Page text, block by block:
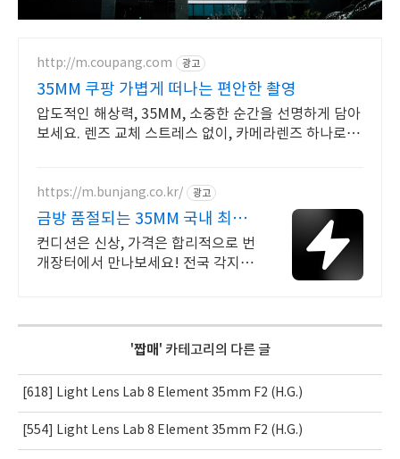
http://m.coupang.com 광고
35MM 쿠팡 가볍게 떠나는 편안한 촬영
압도적인 해상력, 35MM, 소중한 순간을 선명하게 담아
보세요. 렌즈 교체 스트레스 없이, 카메라렌즈 하나로 모
https://m.bunjang.co.kr/ 광고
금방 품절되는 35MM 국내 최대
브랜드 중고거래
컨디션은 신상, 가격은 합리적으로 번
개장터에서 만나보세요! 전국 각지에
'짭매 ' 카테고리의 다른 글
[618] Light Lens Lab 8 Element 35mm F2 (H.G.)
[554] Light Lens Lab 8 Element 35mm F2 (H.G.)